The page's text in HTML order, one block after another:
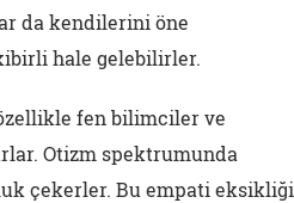
da kendilerini öne
hale gelebilirler.
fen bilimciler ve
Otizm spektrumunda
çekerler. Bu empati eksikliği